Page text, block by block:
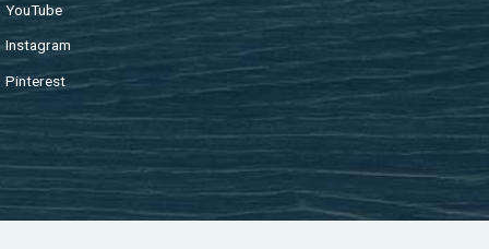
You­Tu­be
In­st­agram
Pin­te­rest